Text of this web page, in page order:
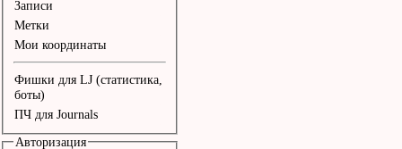
И мне на встречу
гляжу, а мы на Oxford
Со мной наш боцман
Записи
Метки
Мои координаты
Фишки для LJ (статистика,
боты)
ПЧ для Journals
Авторизация